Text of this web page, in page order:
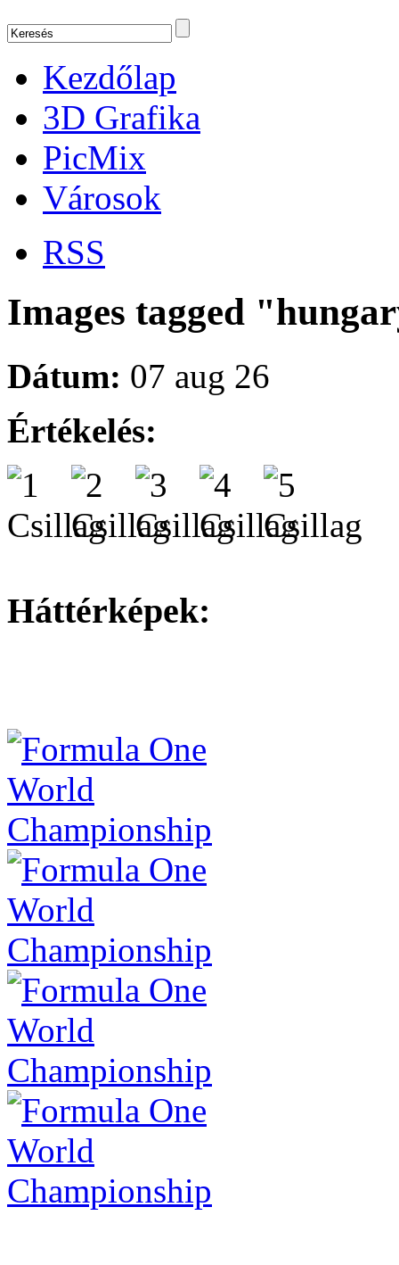
Kezdőlap
3D Grafika
PicMix
Városok
RSS
Images tagged
Dátum: 07 aug 26
Értékelés:
Háttérképek: